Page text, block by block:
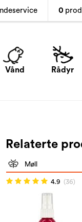
0
Vånd Rådyr
Relaterte
Møll
4.9 (36)